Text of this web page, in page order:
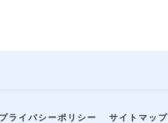
プライバシーポリシー サイトマップ